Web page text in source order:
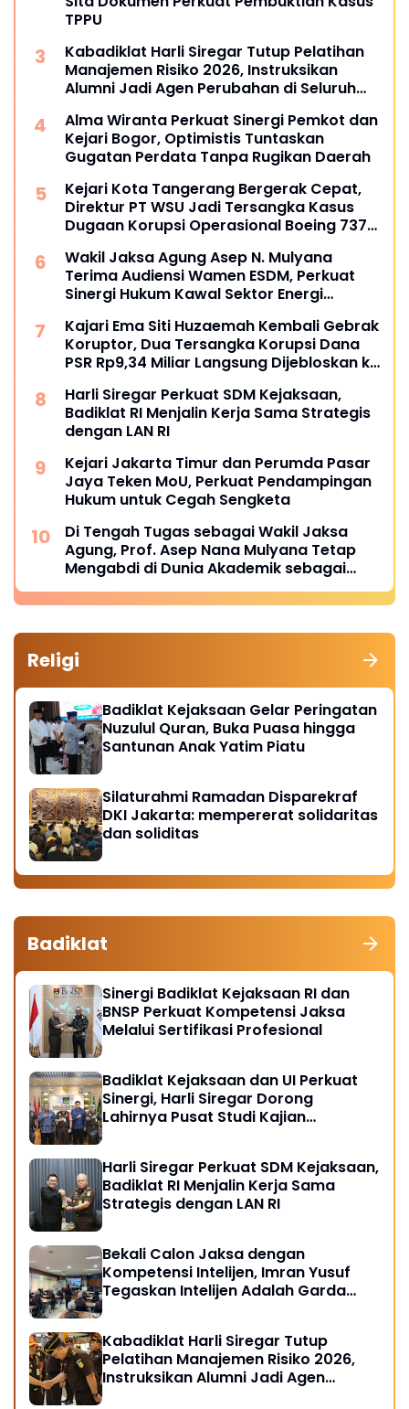
TPPU
Kabadiklat Harli Siregar Tutup Pelatihan
Manajemen Risiko 2026, Instruksikan
Alumni Jadi Agen Perubahan di Seluruh
Alma Wiranta Perkuat Sinergi Pemkot dan
Kejari Bogor, Optimistis Tuntaskan
Gugatan Perdata Tanpa Rugikan Daerah
Kejari Kota Tangerang Bergerak Cepat,
Direktur PT WSU Jadi Tersangka Kasus
Dugaan Korupsi Operasional Boeing 737-
Wakil Jaksa Agung Asep N. Mulyana
Terima Audiensi Wamen ESDM, Perkuat
Sinergi Hukum Kawal Sektor Energi
Kajari Ema Siti Huzaemah Kembali Gebrak
Koruptor, Dua Tersangka Korupsi Dana
PSR Rp9,34 Miliar Langsung Dijebloskan ke
Harli Siregar Perkuat SDM Kejaksaan,
Badiklat RI Menjalin Kerja Sama Strategis
dengan LAN RI
Kejari Jakarta Timur dan Perumda Pasar
Jaya Teken MoU, Perkuat Pendampingan
Hukum untuk Cegah Sengketa
Di Tengah Tugas sebagai Wakil Jaksa
Agung, Prof. Asep Nana Mulyana Tetap
Mengabdi di Dunia Akademik sebagai
Penguji Promosi Doktor Unpad
Religi
Badiklat Kejaksaan Gelar Peringatan
Nuzulul Quran, Buka Puasa hingga
Santunan Anak Yatim Piatu
Silaturahmi Ramadan Disparekraf
DKI Jakarta: mempererat solidaritas
dan soliditas
Badiklat
Sinergi Badiklat Kejaksaan RI dan
BNSP Perkuat Kompetensi Jaksa
Melalui Sertifikasi Profesional
Badiklat Kejaksaan dan UI Perkuat
Sinergi, Harli Siregar Dorong
Lahirnya Pusat Studi Kajian
Harli Siregar Perkuat SDM Kejaksaan,
Badiklat RI Menjalin Kerja Sama
Strategis dengan LAN RI
Bekali Calon Jaksa dengan
Kompetensi Intelijen, Imran Yusuf
Tegaskan Intelijen Adalah Garda
Kabadiklat Harli Siregar Tutup
Pelatihan Manajemen Risiko 2026,
Instruksikan Alumni Jadi Agen